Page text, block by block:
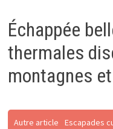
Échappée
thermales
montagnes
Autre article Escapades